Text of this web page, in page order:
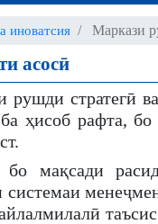
иноватсия Маркази
асосӣ
рушди стратегӣ
ҳисоб рафта, бо
бо мақсади